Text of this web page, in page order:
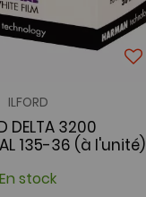
ILFORD
DELTA 3200
135-36 (à l'unité)
En stock